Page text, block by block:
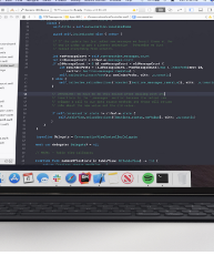
tablette de
comme
second